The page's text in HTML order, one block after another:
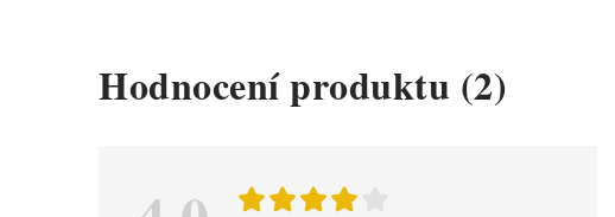
Hodnocení produktu (2)
V